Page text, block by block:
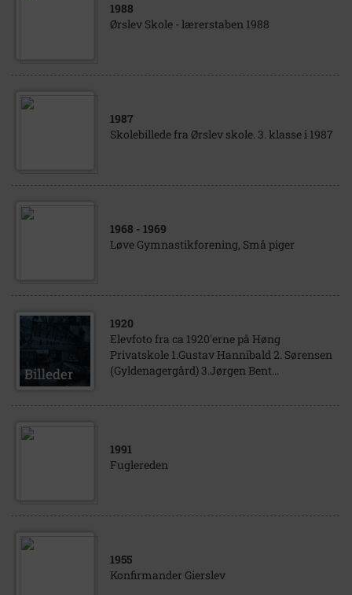
1988
Ørslev Skole - lærerstaben 1988
1987
Skolebillede fra Ørslev skole. 3. klasse i 1987
1968 - 1969
Løve Gymnastikforening, Små piger
1920
Elevfoto fra ca 1920'erne på Høng
Privatskole 1.Gustav Hannibald 2. Sørensen
(Gyldenagergård) 3.Jørgen Bent...
1991
Fuglereden
1955
Konfirmander Gierslev